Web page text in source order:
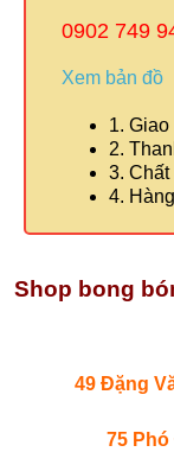
0902 749
Xem bản đồ
1.
2.
3.
4.
Shop bong
49 Đặng
75 Phó